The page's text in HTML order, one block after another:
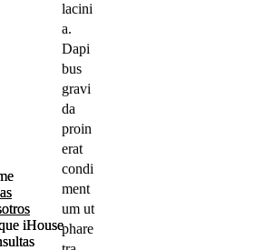
iHouse
iHouse
lacini
a.
Dapi
bus
gravi
da
proin
erat
condi
ment
um ut
phare